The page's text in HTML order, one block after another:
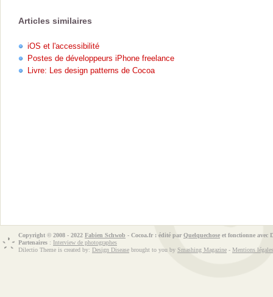
Articles similaires
iOS et l'accessibilité
Postes de développeurs iPhone freelance
Livre: Les design patterns de Cocoa
Copyright © 2008 - 2022 Fabien Schwob - Cocoa.fr : édité par Quelquechose et fonctionne avec
Partenaires : Interview de photographes
Dilectio Theme is created by: Design Disease brought to you by Smashing Magazine - Mentions légales